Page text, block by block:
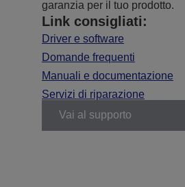
garanzia per il tuo prodotto.
Link consigliati:
Driver e software
Domande frequenti
Manuali e documentazione
Servizi di riparazione
Vai al supporto